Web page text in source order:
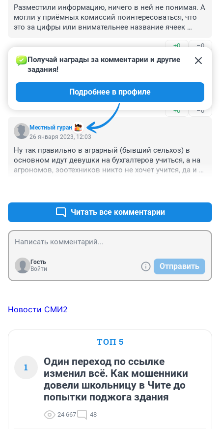
Разместили информацию, ничего в ней не понимая. А
могли у приёмных комиссий поинтересоваться, что
это за цифры или внимательнее название ячеек
приёму на бюджет", если речь о среднем балле ЕГЭ
поступивших?
+0 –0
Гость
26 января 2023, 18:40
В забижте порог по ЕГЭ ниже, поэтому и статистика
такая. Это ни о чем не говорит
+0 –0
Местный гуран
Получай награды за комментарии и другие
задания!
Подробнее в профиле
26 января 2023, 12:03
Ну так правильно в аграрный (бывший сельхоз) в
основном идут девушки на бухгалтеров учиться, а на
агрономов, зоотехников никто не хочет учится, да и
Читать все комментарии
Гость
Войти
Отправить
Новости СМИ2
ТОП 5
1
Один переход по ссылке
изменил всё. Как мошенники
довели школьницу в Чите до
попытки поджога здания
24 667 48